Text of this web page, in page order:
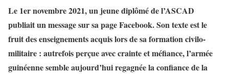
Le 1er novembre 2021, un jeune diplômé de l’ASCAD
publiait un message sur sa page Facebook.Son texte est le
fruit des enseignements acquis lors de sa formation civilo-
militaire : autrefois perçue avec crainte et méfiance, l’armée
guinéenne semble aujourd’hui regagnée la confiance de la